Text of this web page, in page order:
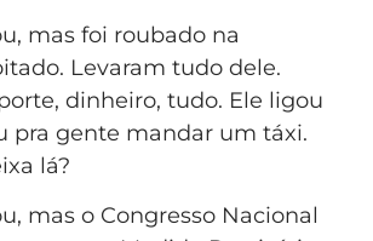
mas foi roubado na
Levaram tudo dele.
dinheiro, tudo. Ele ligou
pra gente mandar um táxi.
lá?
mas o Congresso Nacional